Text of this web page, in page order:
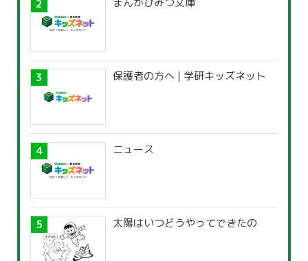
保護者の方へ | 学研キッズネット
ニュース
太陽はいつどうやってできたの